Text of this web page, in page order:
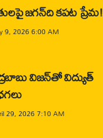
జగన్‌ది కపట ప్రేమ!
9, 2026 6:00 AM
విజన్‌తో విద్యుత్
29, 2026 7:10 AM